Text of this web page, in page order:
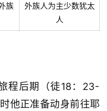
族
外族人为主少数犹太
人
他正准备动身前往耶